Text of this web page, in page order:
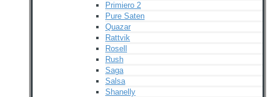
Primiero 2
Pure Saten
Quazar
Rattvik
Rosell
Rush
Saga
Salsa
Shanelly